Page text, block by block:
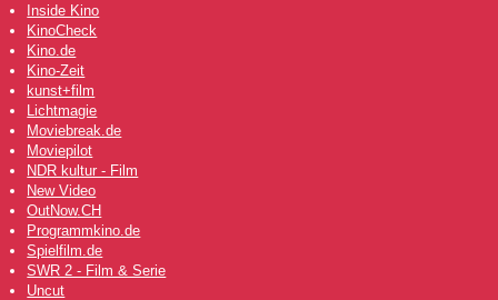
Inside Kino
KinoCheck
Kino.de
Kino-Zeit
kunst+film
Lichtmagie
Moviebreak.de
Moviepilot
NDR kultur - Film
New Video
OutNow.CH
Programmkino.de
Spielfilm.de
SWR 2 - Film & Serie
Uncut